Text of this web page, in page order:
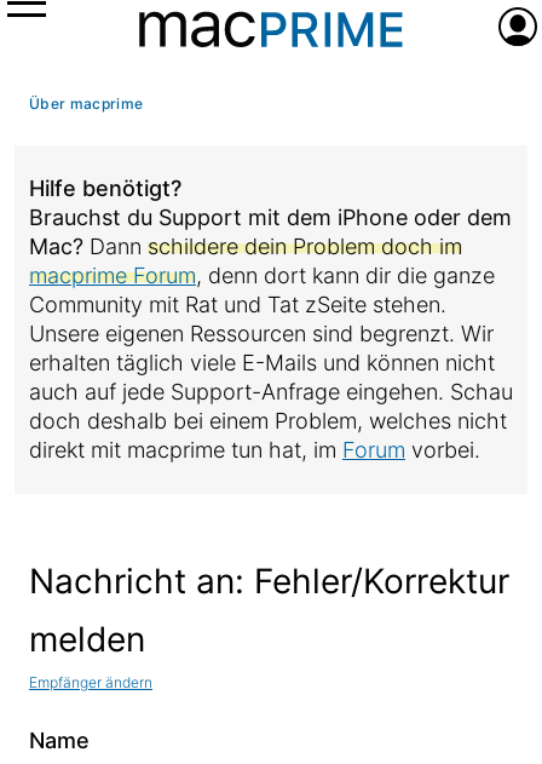
Menü
Über macprime
Hilfe benötigt?
Brauchst du Support mit dem iPhone oder dem
Mac? Dann schildere dein Problem doch im
macprime Forum, denn dort kann dir die ganze
Community mit Rat und Tat zSeite stehen.
Unsere eigenen Ressourcen sind begrenzt. Wir
erhalten täglich viele E-Mails und können nicht
auch auf jede Support-Anfrage eingehen. Schau
doch deshalb bei einem Problem, welches nicht
direkt mit macprime tun hat, im Forum vorbei.
Nachricht an: Fehler/Korrektur
melden
Empfänger ändern
Name